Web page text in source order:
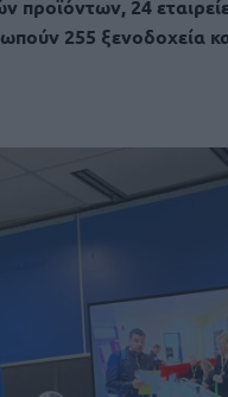
προϊόντων, 24
255 ξενοδοχεία